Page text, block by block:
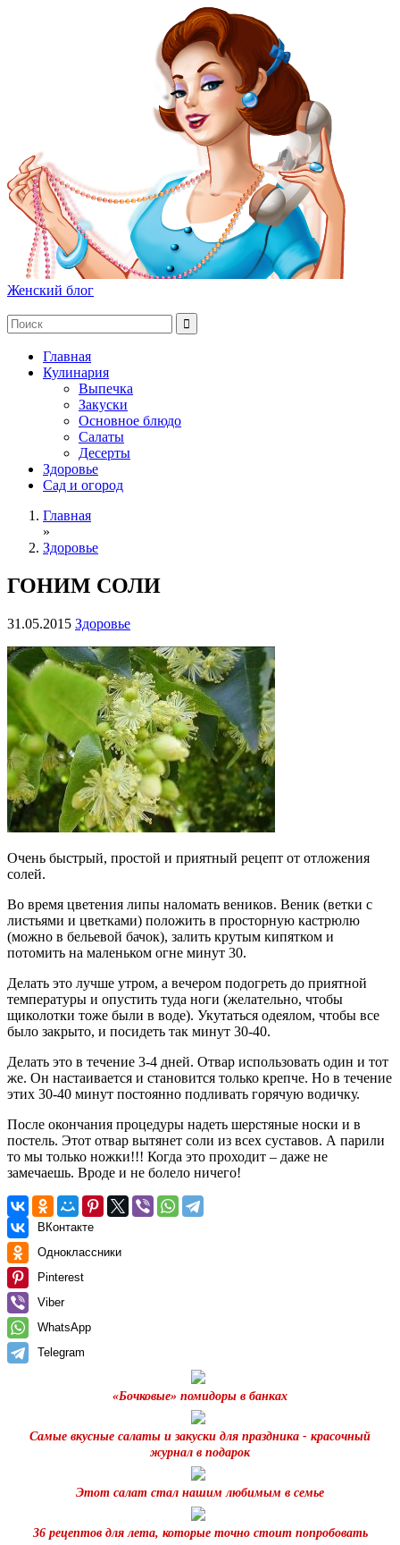
Женский блог
Главная
Кулинария
Выпечка
Закуски
Основное блюдо
Салаты
Десерты
Здоровье
Сад и огород
Главная
»
Здоровье
ГОНИМ СОЛИ
31.05.2015 Здоровье
Очень быстрый, простой и приятный рецепт от отложения
солей.
Во время цветения липы наломать веников. Веник (ветки с
листьями и цветками) положить в просторную кастрюлю
(можно в бельевой бачок), залить крутым кипятком и
потомить на маленьком огне минут 30.
Делать это лучше утром, а вечером подогреть до приятной
температуры и опустить туда ноги (желательно, чтобы
щиколотки тоже были в воде). Укутаться одеялом, чтобы все
было закрыто, и посидеть так минут 30-40.
Делать это в течение 3-4 дней. Отвар использовать один и тот
же. Он настаивается и становится только крепче. Но в течение
этих 30-40 минут постоянно подливать горячую водичку.
После окончания процедуры надеть шерстяные носки и в
постель. Этот отвар вытянет соли из всех суставов. А парили
то мы только ножки!!! Когда это проходит – даже не
замечаешь. Вроде и не болело ничего!
ВКонтакте
Одноклассники
Pinterest
Viber
WhatsApp
Telegram
«Бочковые» помидоры в банках
Самые вкусные салаты и закуски для праздника - красочный
журнал в подарок
Этот салат стал нашим любимым в семье
36 рецептов для лета, которые точно стоит попробовать